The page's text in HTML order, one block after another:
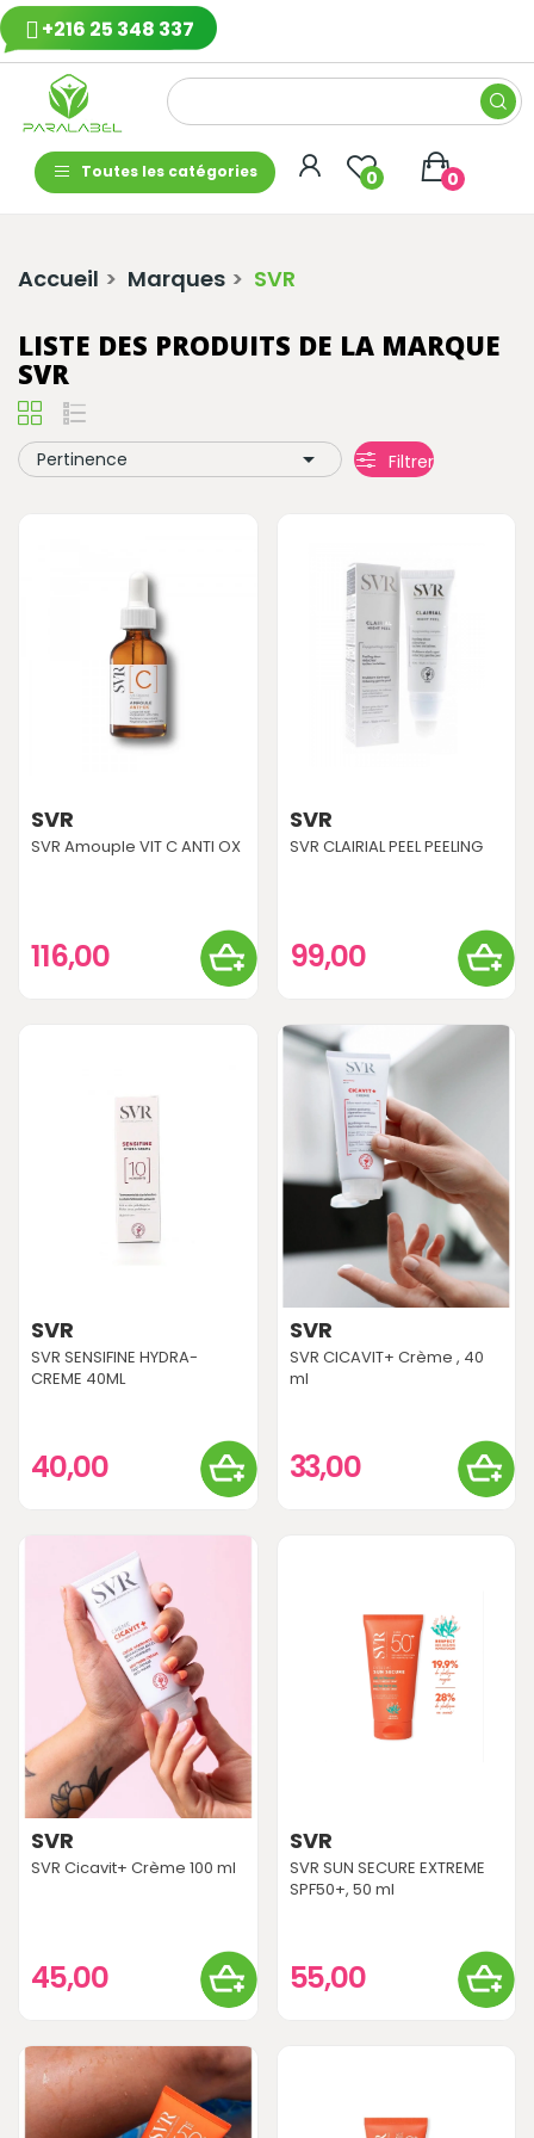
+216 25 348 337
Toutes les catégories 0 0
Accueil Marques SVR
LISTE DES PRODUITS DE LA MARQUE
SVR
Pertinence  Filtrer
SVR
SVR Amouple VIT C ANTI OX
116,00
SVR
SVR CLAIRIAL PEEL PEELING
99,00
SVR
SVR SENSIFINE HYDRA-
CREME 40ML
40,00
SVR
SVR CICAVIT+ Crème , 40
ml
33,00
SVR
SVR Cicavit+ Crème 100 ml
45,00
SVR
SVR SUN SECURE EXTREME
SPF50+, 50 ml
55,00